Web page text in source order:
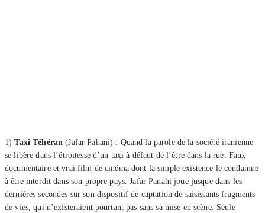
1)Taxi Téhéran (Jafar Pahani) : Quand la parole de la société iranienne
se libère dans l’étroitesse d’un taxi à défaut de l’être dans la rue. Faux
documentaire et vrai film de cinéma dont la simple existence le condamne
à être interdit dans son propre pays. Jafar Panahi joue jusque dans les
dernières secondes sur son dispositif de captation de saisissants fragments
de vies, qui n’existeraient pourtant pas sans sa mise en scène. Seule